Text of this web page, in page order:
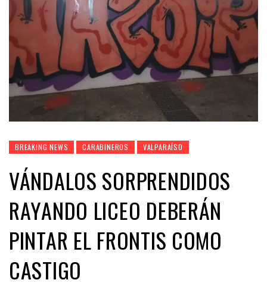
BREAKING NEWS CARABINEROS VALPARAÍSO
VÁNDALOS SORPRENDIDOS
RAYANDO LICEO DEBERÁN
PINTAR EL FRONTIS COMO
CASTIGO